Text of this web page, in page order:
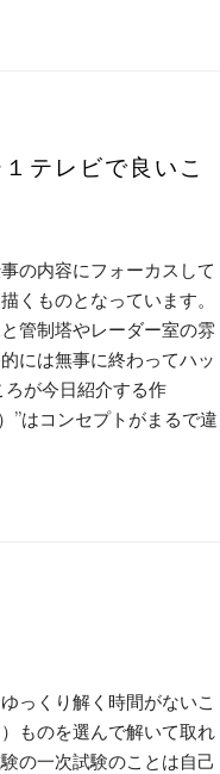
テレビで良いこ
の内容にフォーカスして
くものとなっています。
管制塔やレーダー室の雰
には無事に終わってハッ
が今日紹介する作
”はコンセプトがまるで違
っくり解く時間がないこ
ものを選んで解いて取れ
の一次試験のことは自己